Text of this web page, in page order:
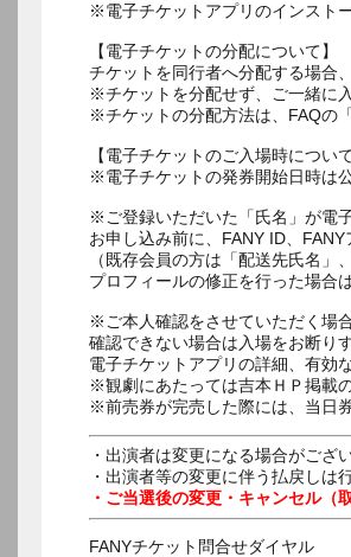
※電子チケットアプリのインスト
【電子チケットの分配について】
チケットを同行者へ分配する場合
※チケットを分配せず、ご一緒に
※チケットの分配方法は、FAQの
【電子チケットのご入場時について
※電子チケットの発券開始日時は
※ご登録いただいた「氏名」が電
お申し込み前に、FANY ID、
（既存会員の方は「配送先氏名」
プロフィールの修正を行った場合
※ご本人確認をさせていただく場
確認できない場合は入場をお断り
電子チケットアプリの詳細、有効
※観劇にあたっては吉本ＨＰ掲載
※前売券が完売した際には、当日
・出演者は変更になる場合がござ
・出演者等の変更に伴う払戻しは
・ご当選後の変更・キャンセル（
FANYチケット問合せダイヤル